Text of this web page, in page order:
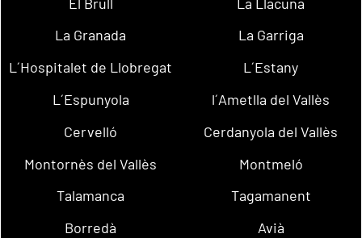
La Granada
La Garriga
L´Hospitalet de Llobregat
L´Estany
L´Espunyola
l´Ametlla del Vallès
Cervelló
Cerdanyola del Vallès
Montornès del Vallès
Montmeló
Talamanca
Tagamanent
Borredà
Avià